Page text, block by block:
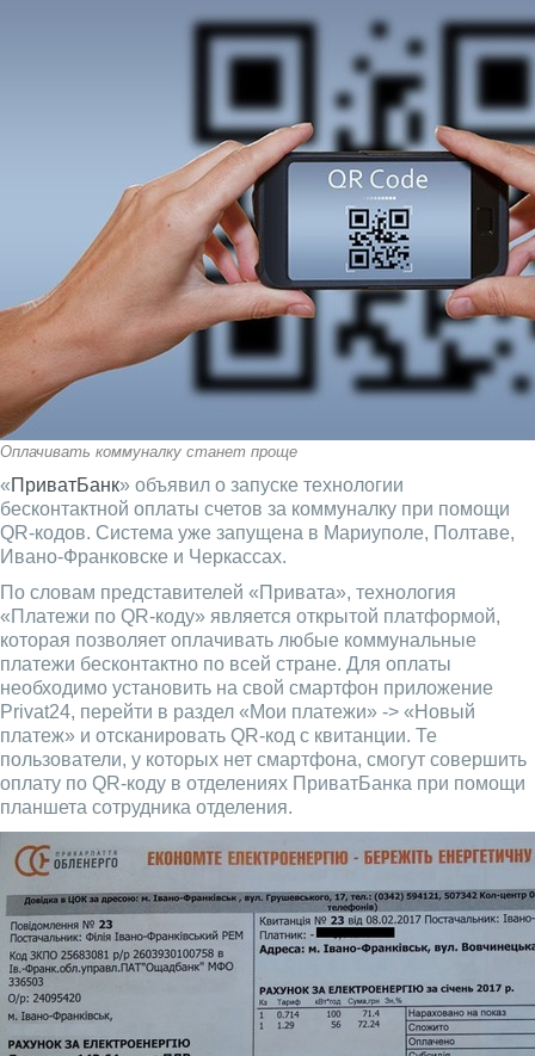
Оплачивать коммуналку станет проще
«ПриватБанк» объявил о запуске технологии
бесконтактной оплаты счетов за коммуналку при помощи
QR-кодов. Система уже запущена в Мариуполе, Полтаве,
Ивано-Франковске и Черкассах.
По словам представителей «Привата», технология
«Платежи по QR-коду» является открытой платформой,
которая позволяет оплачивать любые коммунальные
платежи бесконтактно по всей стране. Для оплаты
необходимо установить на свой смартфон приложение
Privat24, перейти в раздел «Мои платежи» -> «Новый
платеж» и отсканировать QR-код с квитанции. Те
пользователи, у которых нет смартфона, смогут совершить
оплату по QR-коду в отделениях ПриватБанка при помощи
планшета сотрудника отделения.